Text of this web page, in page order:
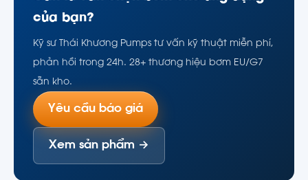
của bạn?
Kỹ sư Thái Khương Pumps tư vấn kỹ thuật miễn phí,
phản hồi trong 24h. 28+ thương hiệu bơm EU/G7
sẵn kho.
Yêu cầu báo giá
Xem sản phẩm →